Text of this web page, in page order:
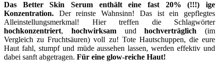
Das Better Skin Serum enthält eine fast 20% (!!!) ige
Konzentration. Der reinste Wahnsinn! Das ist ein gepflegtes
Alleinstellungsmerkmal! Hier treffen die Schlagwörter
hochkonzentriert, hochwirksamundhochverträglich (im
Vergleich zu Fruchtsäuren) voll zu! Tote Hautschuppen, die eure
Haut fahl, stumpf und müde aussehen lassen, werden effektiv und
dabei sanft abgetragen. Für eine glow-reiche Haut!